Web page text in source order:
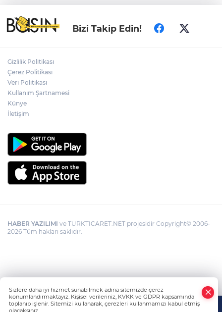
Özgür Özel ve Veli Ağbaba için fezleke
hazırlandı!
Bizi Takip Edin!
Gizlilik Politikası
Çerez Politikası
Veri Politikası
Kullanım Şartnamesi
Künye
İletişim
HABER YAZILIMI ve TURKTICARET.NET projesidir Copyright© 2006-
2026 Tüm hakları saklıdır.
Sizlere daha iyi hizmet sunabilmek adına sitemizde çerez
konumlandırmaktayız. Kişisel verileriniz, KVKK ve GDPR kapsamında
toplanıp işlenir. Sitemizi kullanarak, çerezleri kullanmamızı kabul etmiş
olacaksınız.